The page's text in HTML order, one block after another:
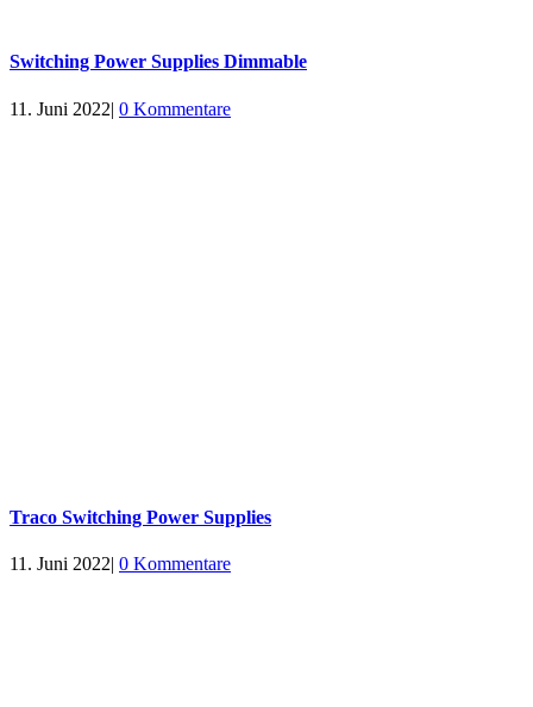
Switching Power Supplies Dimmable
11. Juni 2022| 0 Kommentare
Traco Switching Power Supplies
11. Juni 2022| 0 Kommentare